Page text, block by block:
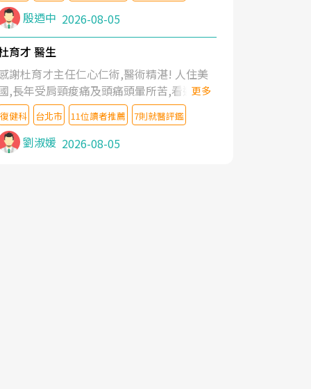
殷迺中 2026-08-05
育才 醫生
謝杜育才主任仁心仁術,醫術精湛! 人住美
,長年受肩頸痠痛及頭痛頭暈所苦,看遍名醫
授,做了各種檢查,也嘗試過西醫打針,中醫
灸及物理徒手治療都沒有用,後來連吃到嗎
類止痛藥都效果有限,只是壓症狀,沒多久就
起來,多年失眠嚴重影響生活品質. 台灣親
更多
復健科 台北市 11位讀者推薦 7則就醫評鑑
劉淑媛 2026-08-05